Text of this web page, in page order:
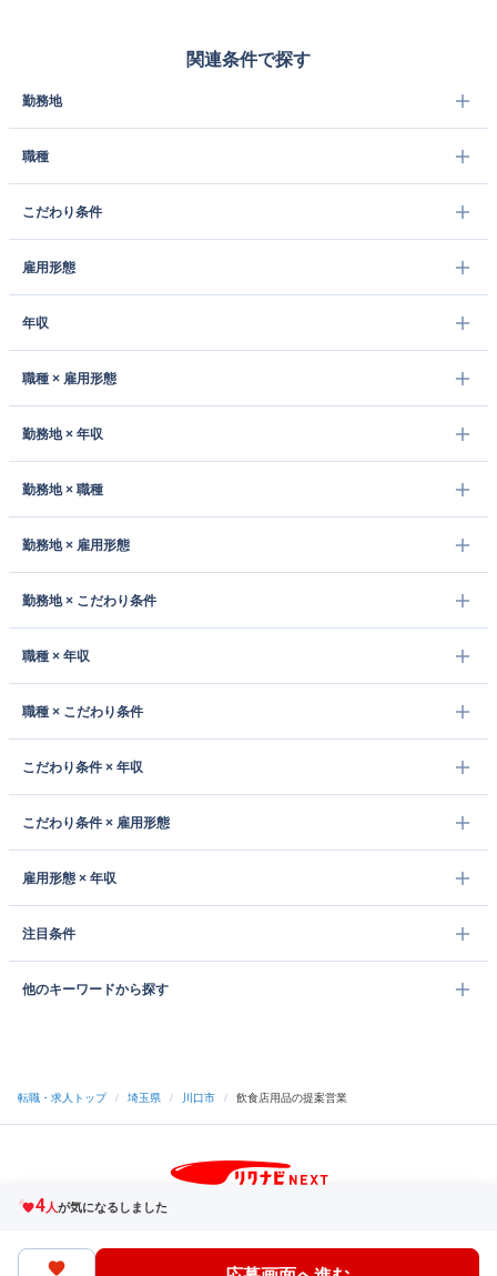
関連条件で探す
勤務地
職種
こだわり条件
雇用形態
年収
職種 × 雇用形態
勤務地 × 年収
勤務地 × 職種
勤務地 × 雇用形態
勤務地 × こだわり条件
職種 × 年収
職種 × こだわり条件
こだわり条件 × 年収
こだわり条件 × 雇用形態
雇用形態 × 年収
注目条件
他のキーワードから探す
4人が気になるしました
転職・求人トップ / 埼玉県 / 川口市 / 飲食店用品の提案営業
中途採用をご検討の企業様
ヘルプ・お問い合わせ